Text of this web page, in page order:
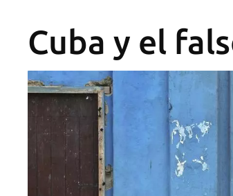
Cuba y el